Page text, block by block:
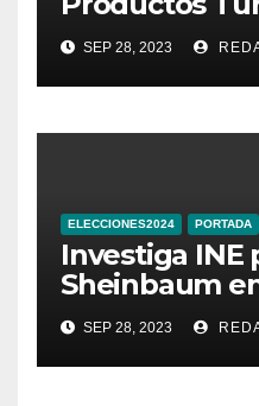
Guanajuato
SEP 28, 2023
ELECCIONES2024 PORTADA
Investiga INE
Sheinbaum
de Nueva York
SEP 28, 2023